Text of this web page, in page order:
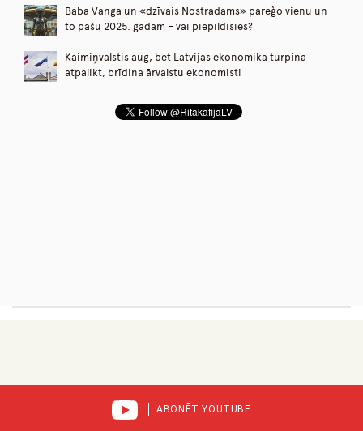
Baba Vanga un «dzīvais Nostradams» pareģo vienu un
to pašu 2025. gadam – vai piepildīsies?
Kaimiņvalstis aug, bet Latvijas ekonomika turpina
atpalikt, brīdina ārvalstu ekonomisti
ABONĒT YOUTUBE